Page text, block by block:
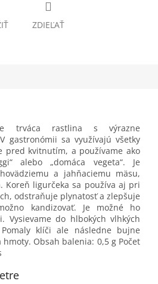
ZDIEĽAŤ
trváca rastlina s výrazne
gastronómii sa využívajú všetky
pred kvitnutím, a používame ako
alebo „domáca vegeta“. Je
a jahňaciemu mäsu,
Koreň ligurčeka sa používa aj pri
odstraňuje plynatosť a zlepšuje
kandizovať. Je možné ho
Vysievame do hlbokých vlhkých
klíči ale následne bujne
Obsah balenia: 0,5 g Počet